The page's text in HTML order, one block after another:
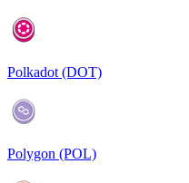
Polkadot (DOT)
Polygon (POL)